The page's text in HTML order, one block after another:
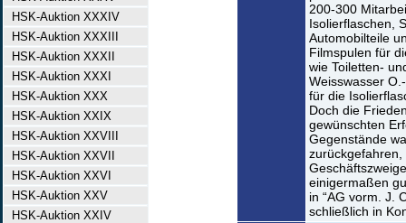
HSK-Auktion XXXIV
HSK-Auktion XXXIII
HSK-Auktion XXXII
HSK-Auktion XXXI
HSK-Auktion XXX
HSK-Auktion XXIX
HSK-Auktion XXVIII
HSK-Auktion XXVII
HSK-Auktion XXVI
HSK-Auktion XXV
HSK-Auktion XXIV
200-300
Isolierflaschen,
Automobilteile
Filmspulen für
wie Toiletten-
Weisswasser
für die
Doch die
gewünschten
Gegenstände
einigermaßen
in “AG vorm. J.
schließlich in